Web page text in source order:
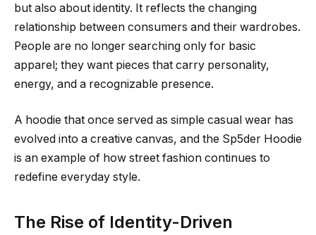
but also about identity. It reflects the changing
relationship between consumers and their wardrobes.
People are no longer searching only for basic
apparel; they want pieces that carry personality,
energy, and a recognizable presence.
A hoodie that once served as simple casual wear has
evolved into a creative canvas, and the Sp5der Hoodie
is an example of how street fashion continues to
redefine everyday style.
The Rise of Identity-Driven